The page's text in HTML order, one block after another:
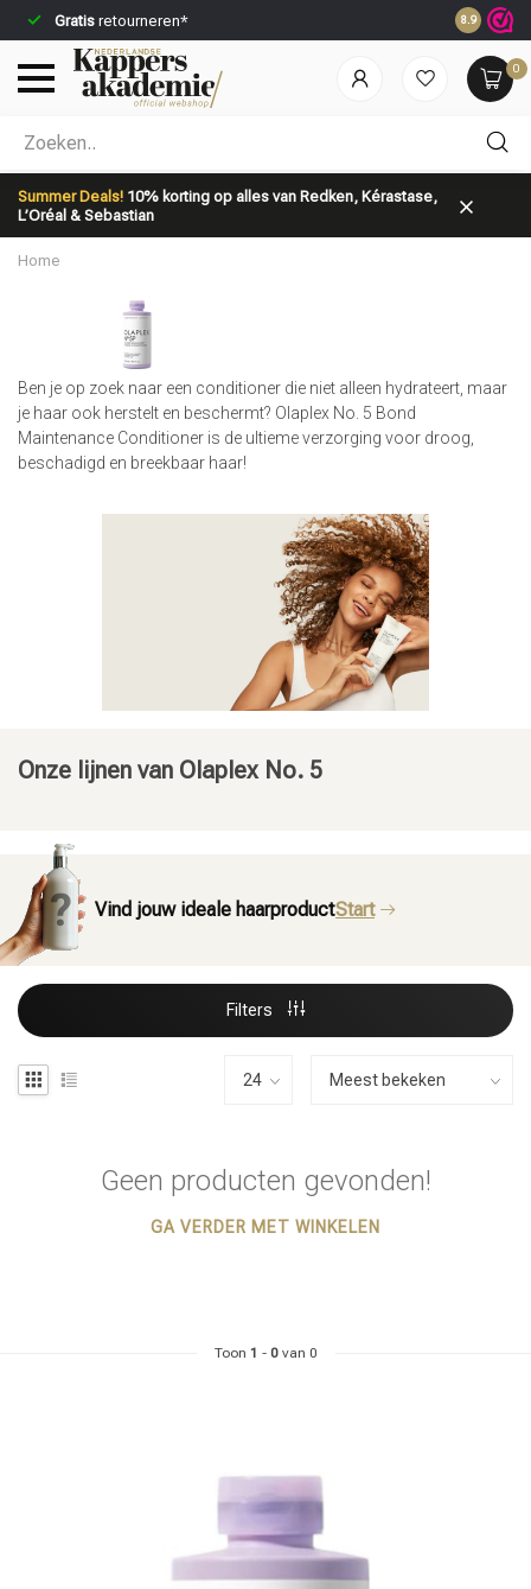
Gratis retourneren* Voor
8.9
0
Summer Deals! 10% korting op alles van Redken, Kérastase,
L’Oréal & Sebastian
Welke categorie ben jij naar op zoek?
Merken Haarverzorging
Home
Ben je op zoek naar een conditioner die niet alleen hydrateert, maar
je haar ook herstelt en beschermt? Olaplex No. 5 Bond
Maintenance Conditioner is de ultieme verzorging voor droog,
beschadigd en breekbaar haar!
Onze lijnen van Olaplex No. 5
Vind jouw ideale haarproductStart
Filters
Geen producten gevonden!
GA VERDER MET WINKELEN
Toon 1 - 0van 0